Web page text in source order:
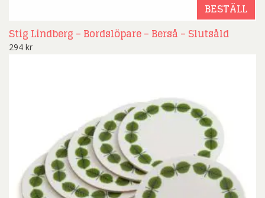
BESTÄLL
Stig Lindberg – Bordslöpare – Berså – Slutsåld
294 kr